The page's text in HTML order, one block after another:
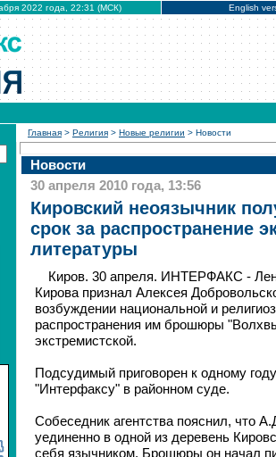
2022 года, 22:31 (МСК) English
Главная > Религия > Новые религии > Новости
Новости
30 апреля 2010 года, 13:56
Кировский неоязычник
срок за распространение
литературы
Киров. 30 апреля. ИНТЕРФАКС -
Кирова признал Алексея
возбуждении национальной и
распространения им брошюры
экстремистской.
Подсудимый приговорен к одному
"Интерфаксу" в районном суде.
Собеседник агентства пояснил, что
уединенно в одной из деревень
себя язычником. Брошюры он начал